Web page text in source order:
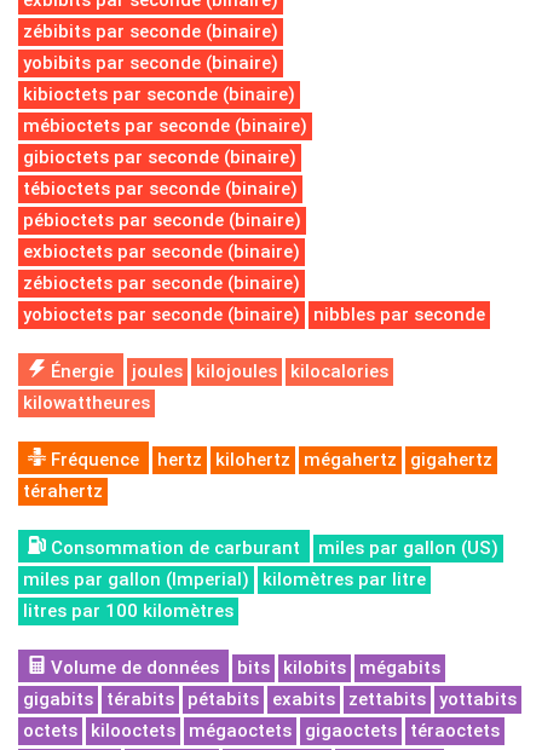
zébibits par seconde (binaire)
yobibits par seconde (binaire)
kibioctets par seconde (binaire)
mébioctets par seconde (binaire)
gibioctets par seconde (binaire)
tébioctets par seconde (binaire)
pébioctets par seconde (binaire)
exbioctets par seconde (binaire)
zébioctets par seconde (binaire)
yobioctets par seconde (binaire)
nibbles par seconde
Énergie joules kilojoules
kilocalories
kilowattheures
Fréquence hertz kilohertz mégahertz
gigahertz
térahertz
Consommation de carburant
miles par gallon (US)
miles par gallon (Imperial)
kilomètres par litre
litres par 100 kilomètres
Volume de données bits kilobits
mégabits
gigabits
térabits pétabits exabits zettabits
yottabits
octets
kilooctets mégaoctets gigaoctets
téraoctets